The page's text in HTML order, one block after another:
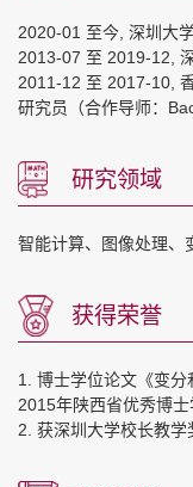
2020-01 至今, 深圳大
2013-07 至 2019-12,
2011-12 至 2017-10,
研究员（合作导师：
研究领域
智能计算、图像处理、
获得荣誉
1. 博士学位论文《变
2015年陕西省优秀博
2. 获深圳大学校长教学